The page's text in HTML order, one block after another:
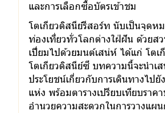
และการเลือกซื้อบัตรเข้าชม
โตเกียวดิสนีย์รีสอร์ท นับเป็นจุดห
ท่องเที่ยวทั่วโลกต่างใฝ่ฝัน ด้วยส
เปี่ยมไปด้วยมนต์เสน่ห์ ได้แก่ โต
โตเกียวดิสนีย์ซี บทความนี้จะนำเ
ประโยชน์เกี่ยวกับการเดินทางไป
แห่ง พร้อมตารางเปรียบเทียบราค
อำนวยความสะดวกในการวางแผ